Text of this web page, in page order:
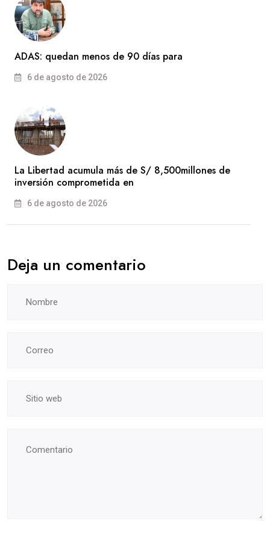
ADAS: quedan menos de 90 días para
6 de agosto de 2026
La Libertad acumula más de S/ 8,500millones de
inversión comprometida en
6 de agosto de 2026
Deja un comentario